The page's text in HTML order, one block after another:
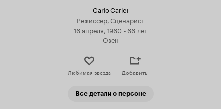
Carlo Carlei
Режиссер, Сценарист
16 апреля, 1960 • 66 лет
Овен
Любимая звезда Добавить
Все детали о персоне